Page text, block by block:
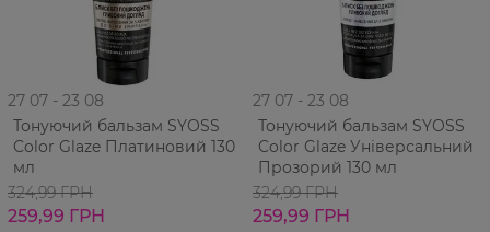
27 07 - 23 08
Тонуючий бальзам SYOSS
Color Glaze Платиновий 130
мл
324,99 ГРН
259,99 ГРН
27 07 - 23 08
Тонуючий бальзам SYOSS
Color Glaze Універсальний
Прозорий 130 мл
324,99 ГРН
259,99 ГРН